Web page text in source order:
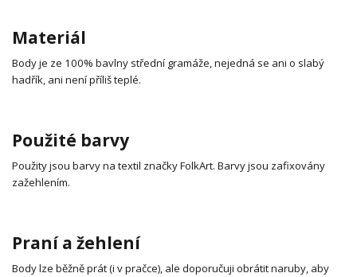
Materiál
Body je ze 100% bavlny střední gramáže, nejedná se ani o slabý
hadřík, ani není příliš teplé.
Použité barvy
Použity jsou barvy na textil značky FolkArt. Barvy jsou zafixovány
zažehlením.
Praní a žehlení
Body lze běžně prát (i v pračce), ale doporučuji obrátit naruby, aby